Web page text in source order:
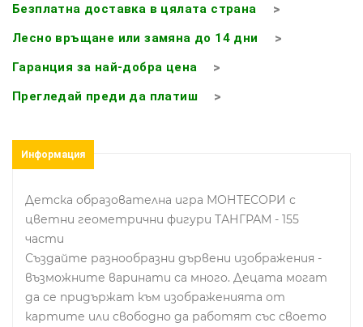
Безплатна доставка в цялата страна
Лесно връщане или замяна до 14 дни
Гаранция за най-добра цена
Прегледай преди да платиш
Информация
Детска образователна игра МОНТЕСОРИ с
цветни геометрични фигури ТАНГРАМ - 155
части
Създайте разнообразни дървени изображения -
възможните варинати са много. Децата могат
да се придържат към изображенията от
картите или свободно да работят със своето